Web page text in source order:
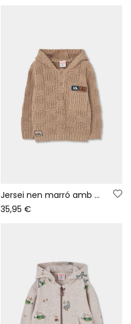
Jersei nen marró amb caputxa i pegats
35,95 €